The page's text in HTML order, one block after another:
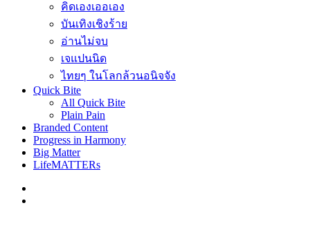
คิดเองเออเอง
บันเทิงเชิงร้าย
อ่านไม่จบ
เจแปนนิด
ไทยๆ ในโลกล้วนอนิจจัง
Quick Bite
All Quick Bite
Plain Pain
Branded Content
Progress in Harmony
Big Matter
LifeMATTERs